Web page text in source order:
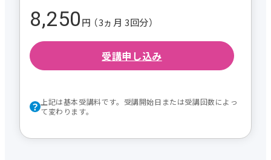
8,250円 （3ヵ月 3回分）
受講申し込み
上記は基本受講料です。受講開始日または受講回数によっ
て変わります。